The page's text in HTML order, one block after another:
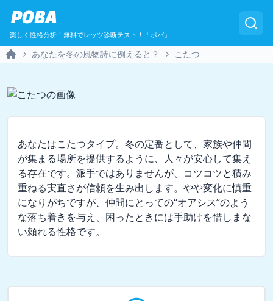
POBA
楽しく性格分析！無料でレッツ診断テスト！「ポバ」
あなたを冬の風物詩に例えると？ こたつ
あなたはこたつタイプ。冬の定番として、家族や仲間
が集まる場所を提供するように、人々が安心して集え
る存在です。派手ではありませんが、コツコツと積み
重ねる実直さが信頼を生み出します。やや変化に慎重
になりがちですが、仲間にとっての“オアシス”のよう
な落ち着きを与え、困ったときには手助けを惜しまな
い頼れる性格です。